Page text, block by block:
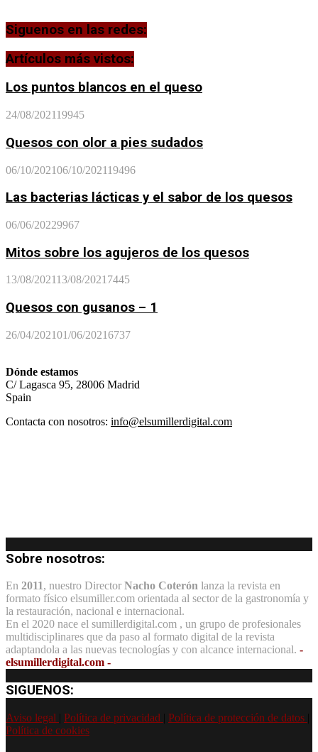
Siguenos en las redes:
Artículos más vistos:
Los puntos blancos en el queso
24/08/202119945
Quesos con olor a pies sudados
06/10/202106/10/202119496
Las bacterias lácticas y el sabor de los quesos
06/06/20229967
Mitos sobre los agujeros de los quesos
13/08/202113/08/20217445
Quesos con gusanos – 1
26/04/202101/06/20216737
Dónde estamos
C/ Lagasca 95, 28006 Madrid
Spain
Contacta con nosotros: info@elsumillerdigital.com
Sobre nosotros:
En 2011, nuestro Director Nacho Coterón lanza la revista en
formato físico elsumiller.com orientada al sector de la gastronomía y
la restauración, nacional e internacional.
En el 2020 nace el sumillerdigital.com , un grupo de profesionales
multidisciplinares que da paso al formato digital de la revista
adaptandola a las nuevas tecnologías y con alcance internacional. -
elsumillerdigital.com -
SIGUENOS:
Aviso legal Política de privacidad Política de protección de datos
Política de cookies